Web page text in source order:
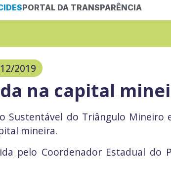
PORTAL DA TRANSPARÊNCIA
2019
na capital
Sustentável do Triângulo Mineiro
mineira.
pelo Coordenador Estadual do